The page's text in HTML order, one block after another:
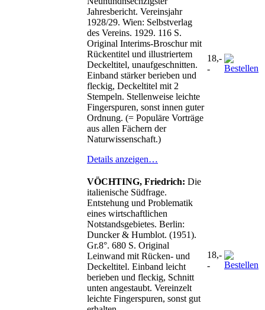
Jahresbericht. Vereinsjahr
1928/29. Wien: Selbstverlag
des Vereins. 1929. 116 S.
Original Interims-Broschur mit
Rückentitel und illustriertem
Deckeltitel, unaufgeschnitten.
Einband stärker berieben und
fleckig, Deckeltitel mit 2
Stempeln. Stellenweise leichte
Fingerspuren, sonst innen guter
Ordnung. (= Populäre Vorträge
aus allen Fächern der
Naturwissenschaft.)
Details anzeigen…
18,-
-
VÖCHTING, Friedrich: Die
italienische Südfrage.
Entstehung und Problematik
eines wirtschaftlichen
Notstandsgebietes. Berlin:
Duncker & Humblot. (1951).
Gr.8°. 680 S. Original
Leinwand mit Rücken- und
Deckeltitel. Einband leicht
berieben und fleckig, Schnitt
unten angestaubt. Vereinzelt
leichte Fingerspuren, sonst gut
18,-
-